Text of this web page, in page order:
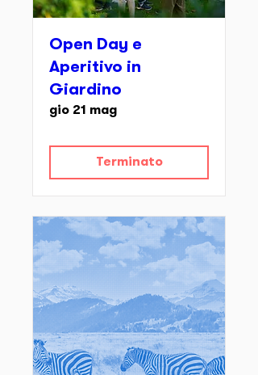
Open Day e
Aperitivo in
Giardino
gio 21 mag
Terminato